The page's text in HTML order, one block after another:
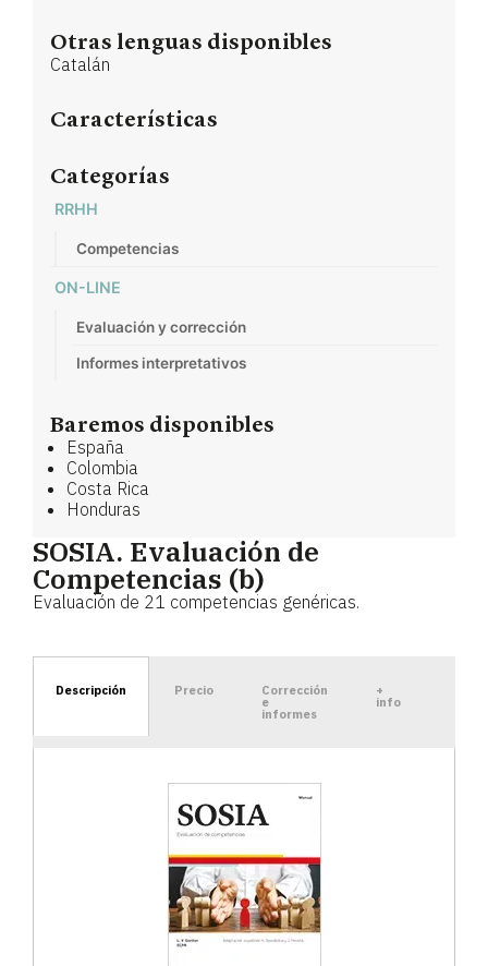
Otras lenguas disponibles
Catalán
Características
Categorías
RRHH
Competencias
ON-LINE
Evaluación y corrección
Informes interpretativos
Baremos disponibles
España
Colombia
Costa Rica
Honduras
SOSIA. Evaluación de
Competencias (b)
Evaluación de 21 competencias genéricas.
Descripción Precio Corrección
e
informes
+
info